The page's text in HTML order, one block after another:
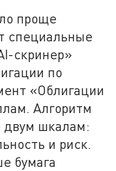
проще
специальные
скринер»
по
«Облигации
Алгоритм
двум шкалам:
и риск.
бумага